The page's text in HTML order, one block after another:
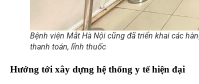
Bệnh viện Mắt Hà Nội cũng đã triển khai các
thanh toán, lĩnh thuốc
Hướng tới xây dựng hệ thống y tế hiện đại